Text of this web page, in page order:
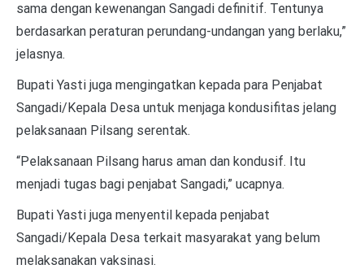
sama dengan kewenangan Sangadi definitif. Tentunya
berdasarkan peraturan perundang-undangan yang berlaku,”
jelasnya.
Bupati Yasti juga mengingatkan kepada para Penjabat
Sangadi/Kepala Desa untuk menjaga kondusifitas jelang
pelaksanaan Pilsang serentak.
“Pelaksanaan Pilsang harus aman dan kondusif. Itu
menjadi tugas bagi penjabat Sangadi,” ucapnya.
Bupati Yasti juga menyentil kepada penjabat
Sangadi/Kepala Desa terkait masyarakat yang belum
melaksanakan vaksinasi.